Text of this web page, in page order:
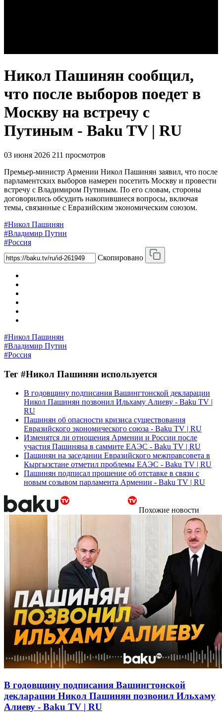
Никол Пашинян сообщил,
что после выборов поедет в
Москву на встречу с
Путиным - Baku TV | RU
03 июня 2026 211 просмотров
Премьер-министр Армении Никол Пашинян заявил, что после
парламентских выборов намерен посетить Москву и провести
встречу с Владимиром Путиным. По его словам, стороны
договорились обсудить накопившиеся вопросы, включая
темы, связанные с Евразийским экономическим союзом.
#Никол Пашинян
#Владимир Путин
#Россия
Скопировано
#Никол Пашинян
#Владимир Путин
#Россия
Тег #Никол Пашинян используется
В годовщину подписания Вашингтонской декларации
Никол Пашинян позвонил Ильхаму Алиеву - Baku TV |
RU
Пашинян об опасности кризиса существования
Евразийского экономического союза - Baku TV | RU
Изменятся ли отношения Армении и России после
участия Пашиняна в саммите ЕАЭС - Baku TV | RU
Пашинян на заседании Евразийского межправсовета в
Кыргызстане отметил проблемы ЕАЭС - Baku TV | RU
Пашинян подписал прошение об отставке в связи с
новым созывом парламента Армении - Baku TV | RU
Похожие новости
В годовщину подписания Вашингтонской
декларации Никол Пашинян позвонил Ильхаму
Алиеву - Baku TV | RU